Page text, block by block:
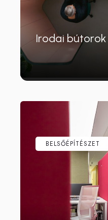
Irodai
BELSŐÉPÍTÉSZET